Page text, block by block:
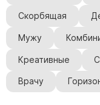
Скорбящая
Мужу
Креативные
Врачу